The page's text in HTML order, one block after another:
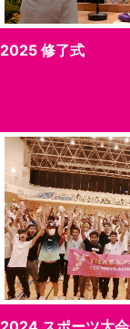
2025 修了式